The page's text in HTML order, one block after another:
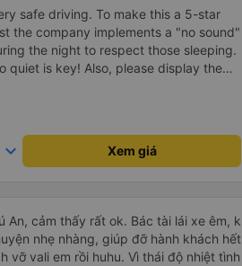
safe driving. To make this a 5-star
the company implements a "no sound"
the night to respect those sleeping.
quiet is key! Also, please display the
inside the cabin for convenience. I
nên có quy định rõ ràng về việc giữ im
thoại) vào ban đêm để tránh làm
hộ nhà xe trong tương lai!
keyboard_arrow_down Xem giá
An, cảm thấy rất ok. Bác tài lái xe êm, k
nhẹ nhàng, giúp đỡ hành khách hết
vỡ vali em rồi huhu. Vì thái độ nhiệt tình